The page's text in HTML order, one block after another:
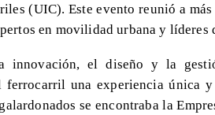
(UIC). Este evento reunió a más
en movilidad urbana y líderes
innovación, el diseño y la
una experiencia única
se encontraba la